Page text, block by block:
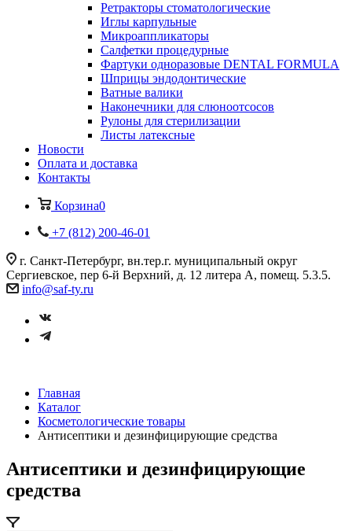
Ретракторы стоматологические
Иглы карпульные
Микроаппликаторы
Салфетки процедурные
Фартуки одноразовые DENTAL FORMULA
Шприцы эндодонтические
Ватные валики
Наконечники для слюноотсосов
Рулоны для стерилизации
Листы латексные
Новости
Оплата и доставка
Контакты
Корзина0
+7 (812) 200-46-01
г. Санкт-Петербург, вн.тер.г. муниципальный округ
Сергиевское, пер 6-й Верхний, д. 12 литера А, помещ. 5.3.5.
info@saf-ty.ru
Главная
Каталог
Косметологические товары
Антисептики и дезинфицирующие средства
Антисептики и дезинфицирующие
средства